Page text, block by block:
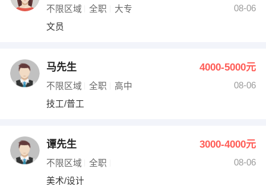
不限区域 全职 大专
08-06
文员
马先生 4000-5000元
不限区域 全职 高中
08-06
技工/普工
谭先生 3000-4000元
不限区域 全职
08-06
美术/设计